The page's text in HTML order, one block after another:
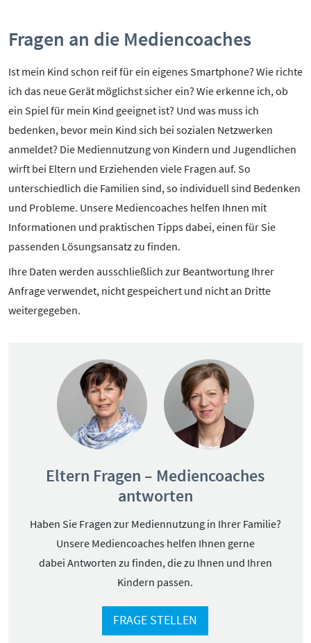
Fragen an die Mediencoaches
Ist mein Kind schon reif für ein eigenes Smartphone? Wie richte
ich das neue Gerät möglichst sicher ein? Wie erkenne ich, ob
ein Spiel für mein Kind geeignet ist? Und was muss ich
bedenken, bevor mein Kind sich bei sozialen Netzwerken
anmeldet? Die Mediennutzung von Kindern und Jugendlichen
wirft bei Eltern und Erziehenden viele Fragen auf. So
unterschiedlich die Familien sind, so individuell sind Bedenken
und Probleme. Unsere Mediencoaches helfen Ihnen mit
Informationen und praktischen Tipps dabei, einen für Sie
passenden Lösungsansatz zu finden.
Ihre Daten werden ausschließlich zur Beantwortung Ihrer
Anfrage verwendet, nicht gespeichert und nicht an Dritte
weitergegeben.
Eltern Fragen – Mediencoaches
antworten
Haben Sie Fragen zur Mediennutzung in Ihrer Familie?
Unsere Mediencoaches helfen Ihnen gerne
dabei Antworten zu finden, die zu Ihnen und Ihren
Kindern passen.
FRAGE STELLEN
Lernen & Medien
Messenger
Pornografie
Snapchat
TikTok
WhatsApp
YouTube
Grundlagen
Sicherheit & Risiken
ÜBER UNS:
BotschafterInnen
Impressum
Datenschutz